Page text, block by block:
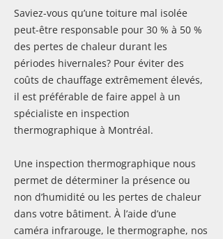
Saviez-vous qu’une toiture mal isolée
peut-être responsable pour 30 % à 50 %
des pertes de chaleur durant les
périodes hivernales? Pour éviter des
coûts de chauffage extrêmement élevés,
il est préférable de faire appel à un
spécialiste en inspection
thermographique à Montréal.
Une inspection thermographique nous
permet de déterminer la présence ou
non d’humidité ou les pertes de chaleur
dans votre bâtiment. À l’aide d’une
caméra infrarouge, le thermographe, nos